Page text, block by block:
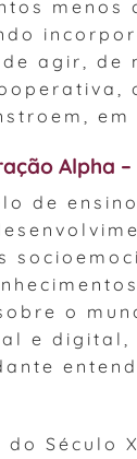
menos
agir, de
em
Alpha –
de
o
e digital,
do Século